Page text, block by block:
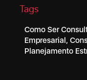
Tags
Como Ser
Empresarial,
Planejamento